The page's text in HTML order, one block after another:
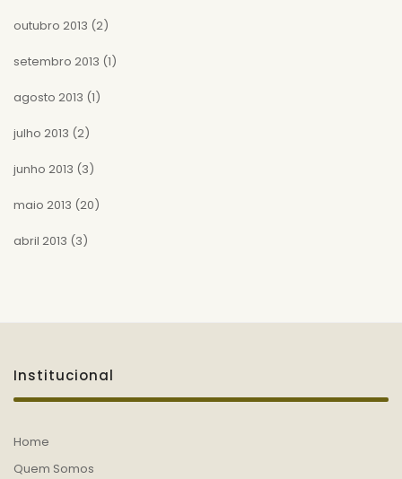
outubro 2013 (2)
setembro 2013 (1)
agosto 2013 (1)
julho 2013 (2)
junho 2013 (3)
maio 2013 (20)
abril 2013 (3)
Institucional
Home
Quem Somos